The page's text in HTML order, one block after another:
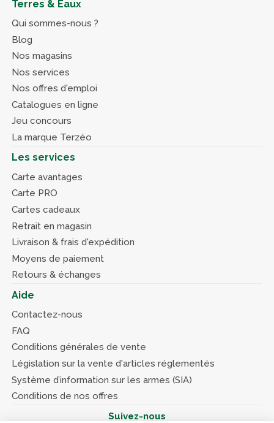
Terres & Eaux
Qui sommes-nous ?
Blog
Nos magasins
Nos services
Nos offres d'emploi
Catalogues en ligne
Jeu concours
La marque Terzéo
Les services
Carte avantages
Carte PRO
Cartes cadeaux
Retrait en magasin
Livraison & frais d'expédition
Moyens de paiement
Retours & échanges
Aide
Contactez-nous
FAQ
Conditions générales de vente
Législation sur la vente d'articles réglementés
Système d’information sur les armes (SIA)
Conditions de nos offres
Suivez-nous